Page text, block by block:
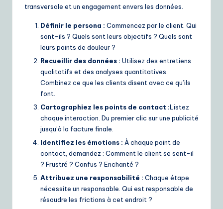
transversale et un engagement envers les données.
Définir le persona : Commencez par le client. Qui
sont-ils ? Quels sont leurs objectifs ? Quels sont
leurs points de douleur ?
Recueillir des données : Utilisez des entretiens
qualitatifs et des analyses quantitatives.
Combinez ce que les clients disent avec ce qu’ils
font.
Cartographiez les points de contact :Listez
chaque interaction. Du premier clic sur une publicité
jusqu’à la facture finale.
Identifiez les émotions : À chaque point de
contact, demandez : Comment le client se sent-il
? Frustré ? Confus ? Enchanté ?
Attribuez une responsabilité : Chaque étape
nécessite un responsable. Qui est responsable de
résoudre les frictions à cet endroit ?